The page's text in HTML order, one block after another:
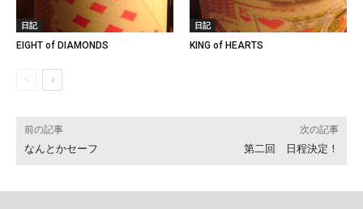
日記
EIGHT of DIAMONDS
日記
KING of HEARTS
前の記事
なんとかセーフ
次の記事
第二回 日程決定！